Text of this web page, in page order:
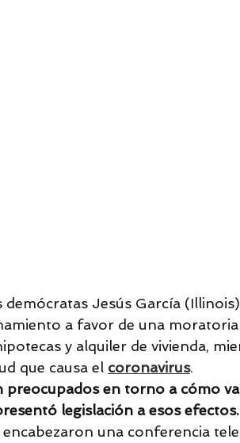
Jesús García
a favor de una
y alquiler de vivienda,
que causa el coronavirus.
preocupados en torno a cómo
legislación a esos efectos.
una conferencia